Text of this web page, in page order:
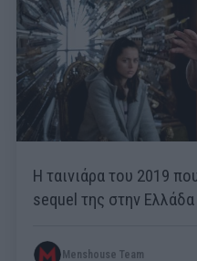
Η ταινιάρα του 2019
sequel της στην Ελλάδα
Menshouse Team